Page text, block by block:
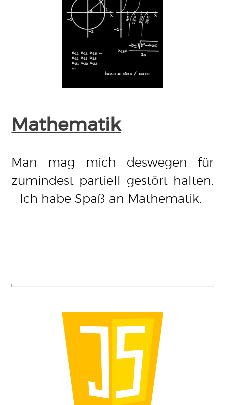
Mathematik
Man mag mich deswegen für
zumindest partiell gestört halten.
– Ich habe Spaß an Mathematik.